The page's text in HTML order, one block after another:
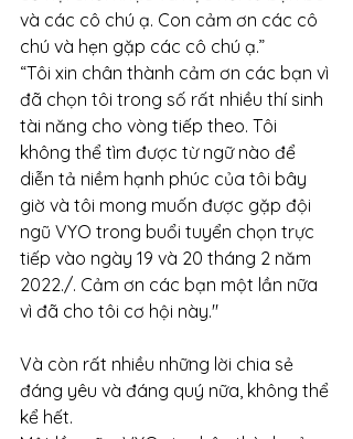
và các cô chú ạ. Con cảm ơn các cô
chú và hẹn gặp các cô chú ạ.”
“Tôi xin chân thành cảm ơn các bạn vì
đã chọn tôi trong số rất nhiều thí sinh
tài năng cho vòng tiếp theo. Tôi
không thể tìm được từ ngữ nào để
diễn tả niềm hạnh phúc của tôi bây
giờ và tôi mong muốn được gặp đội
ngũ VYO trong buổi tuyển chọn trực
tiếp vào ngày 19 và 20 tháng 2 năm
2022./. Cảm ơn các bạn một lần nữa
vì đã cho tôi cơ hội này."
Và còn rất nhiều những lời chia sẻ
đáng yêu và đáng quý nữa, không thể
kể hết.